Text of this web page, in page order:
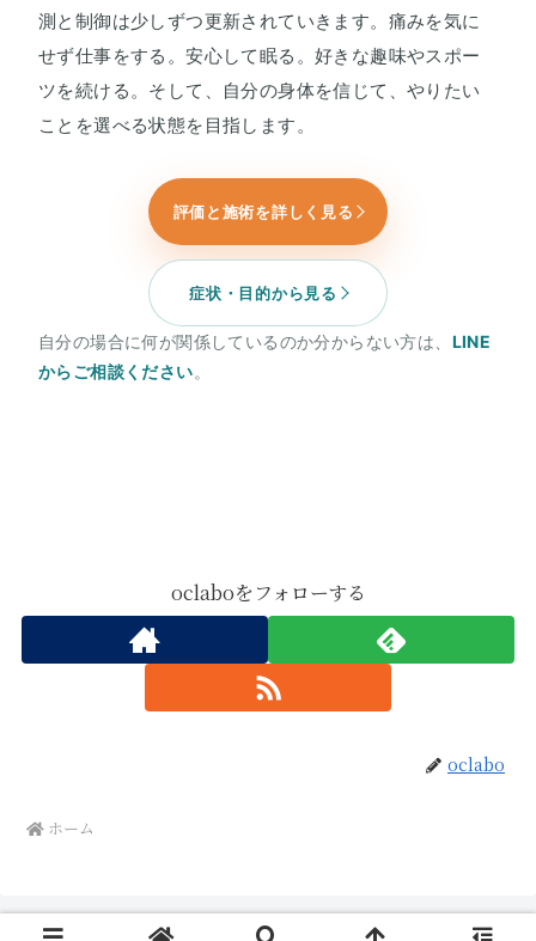
測と制御は少しずつ更新されていきます。痛みを気に
せず仕事をする。安心して眠る。好きな趣味やスポー
ツを続ける。そして、自分の身体を信じて、やりたい
ことを選べる状態を目指します。
評価と施術を詳しく見る
症状・目的から見る
自分の場合に何が関係しているのか分からない方は、 LINE
からご相談ください。
oclaboをフォローする
oclabo
ホーム